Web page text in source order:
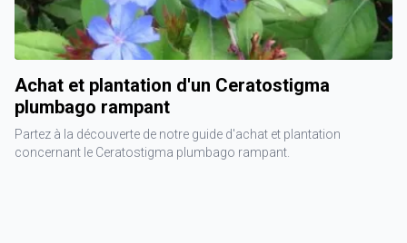
Achat et plantation d'un Ceratostigma
plumbago rampant
Partez à la découverte de notre guide d'achat et plantation
concernant le Ceratostigma plumbago rampant.